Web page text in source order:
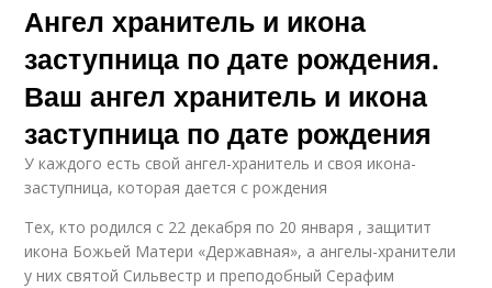
Ангел хранитель и икона
заступница по дате рождения.
Ваш ангел хранитель и икона
заступница по дате рождения
У каждого есть свой ангел-хранитель и своя икона-
заступница, которая дается с рождения
Тех, кто родился с 22 декабря по 20 января , защитит
икона Божьей Матери «Державная», а ангелы-хранители
у них святой Сильвестр и преподобный Серафим